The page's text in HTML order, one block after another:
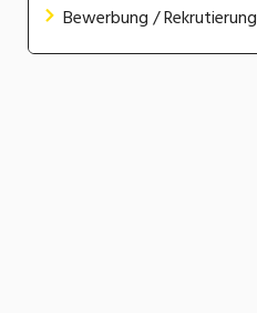
Bewerbung / Rekrutierung